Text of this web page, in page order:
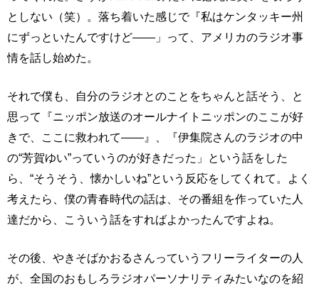
としない（笑）。落ち着いた感じで『私はケンタッキー州
にずっといたんですけど――」って、アメリカのラジオ事
情を話し始めた。
それで僕も、自分のラジオとのことをちゃんと話そう、と
思って『ニッポン放送のオールナイトニッポンのここが好
きで、ここに救われて――』、『伊集院さんのラジオの中
の“芳賀ゆい”っていうのが好きだった」という話をした
ら、“そうそう、懐かしいね”という反応をしてくれて。よく
考えたら、僕の青春時代の話は、その番組を作っていた人
達だから、こういう話をすればよかったんですよね。
その後、やきそばかおるさんっていうフリーライターの人
が、全国のおもしろラジオパーソナリティみたいなのを紹